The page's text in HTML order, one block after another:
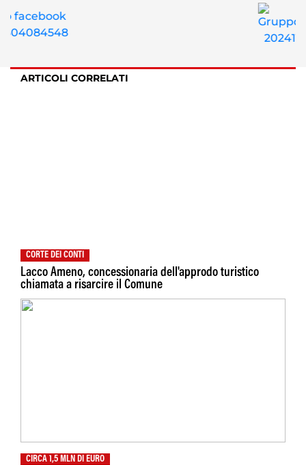
ARTICOLI CORRELATI
CORTE DEI CONTI
Lacco Ameno, concessionaria dell'approdo turistico
chiamata a risarcire il Comune
CIRCA 1,5 MLN DI EURO